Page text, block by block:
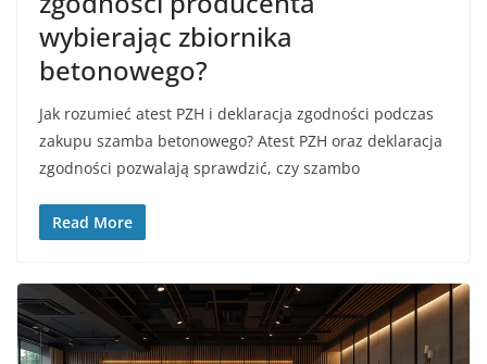
wybierając zbiornika
betonowego?
Jak rozumieć atest PZH i deklaracja zgodności podczas
zakupu szamba betonowego? Atest PZH oraz deklaracja
zgodności pozwalają sprawdzić, czy szambo
Read More